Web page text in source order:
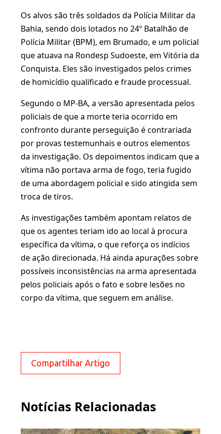
Os alvos são três soldados da Polícia Militar da
Bahia, sendo dois lotados no 24º Batalhão de
Polícia Militar (BPM), em Brumado, e um policial
que atuava na Rondesp Sudoeste, em Vitória da
Conquista. Eles são investigados pelos crimes
de homicídio qualificado e fraude processual.
Segundo o MP-BA, a versão apresentada pelos
policiais de que a morte teria ocorrido em
confronto durante perseguição é contrariada
por provas testemunhais e outros elementos
da investigação. Os depoimentos indicam que a
vítima não portava arma de fogo, teria fugido
de uma abordagem policial e sido atingida sem
troca de tiros.
As investigações também apontam relatos de
que os agentes teriam ido ao local à procura
específica da vítima, o que reforça os indícios
de ação direcionada. Há ainda apurações sobre
possíveis inconsistências na arma apresentada
pelos policiais após o fato e sobre lesões no
corpo da vítima, que seguem em análise.
Compartilhar Artigo
Notícias Relacionadas